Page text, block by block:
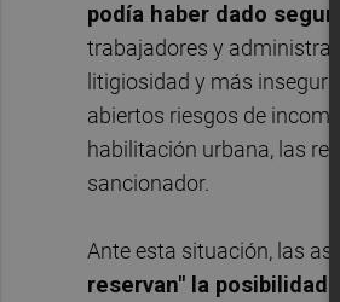
podía haber dado
trabajadores y
litigiosidad y más
abiertos riesgos de
habilitación urbana, las
sancionador.
Ante esta situación, las
reservan" la posibilidad